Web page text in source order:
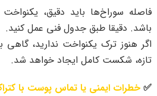
فاصله سوراخ‌ها باید دقیق،
باشد. دقیقا طبق جدول فنی عمل کنید.
اگر هنوز ترک یکنواخت ندارید، گاهی
تازه، شکست کامل ایجاد خواهد شد.
✅ خطرات ایمنی یا تماس پوست با